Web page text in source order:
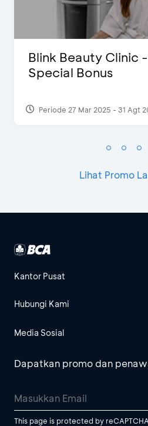
Pomelo -
Periode 22 Feb 2025
Lihat Promo
Kantor Pusat
Hubungi Kami
Media Sosial
Dapatkan promo dan
This page is protected by